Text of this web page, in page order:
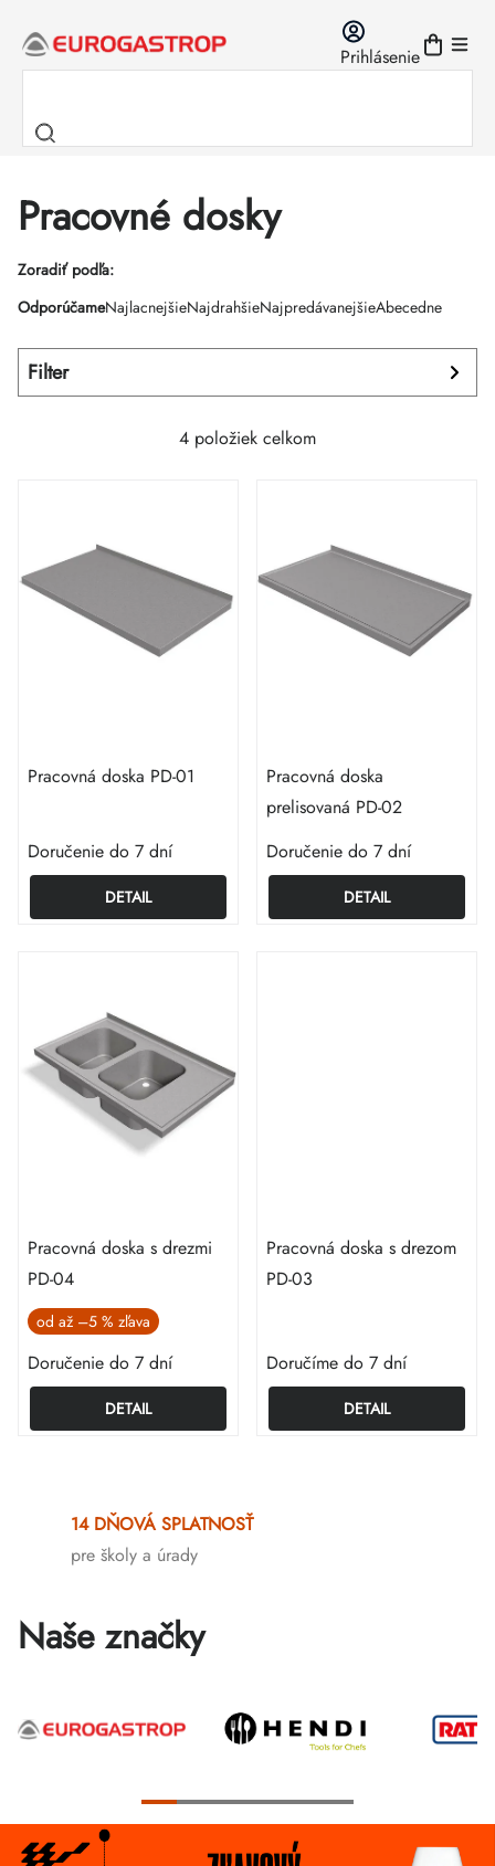
obsah
Prihlásenie
Pracovné dosky
Zoradiť podľa:
Radenie
produktov
OdporúčameNajlacnejšieNajdrahšieNajpredávanejšieAbecedne
Filter
4 položiek celkom
Výpis
produktov
Pracovná doska PD-01
Doručenie do 7 dní
DETAIL
Pracovná doska
prelisovaná PD-02
Doručenie do 7 dní
DETAIL
Pracovná doska s drezmi
PD-04
od až –5 %
Doručenie do 7 dní
DETAIL
Pracovná doska s drezom
PD-03
Doručíme do 7 dní
DETAIL
prvky
14 DŇOVÁ SPLATNOSŤ
pre školy a úrady
Naše značky